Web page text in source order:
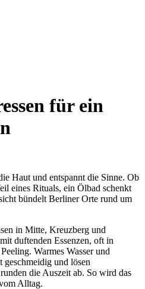
für ein
Haut und entspannt die Sinne. Ob
eines Rituals, ein Ölbad schenkt
bündelt Berliner Orte rund um
in Mitte, Kreuzberg und
duftenden Essenzen, oft in
Warmes Wasser und
geschmeidig und lösen
die Auszeit ab. So wird das
Alltag.